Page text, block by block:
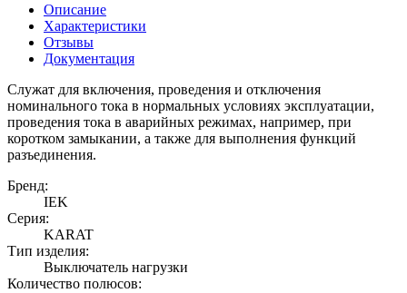
Описание
Характеристики
Отзывы
Документация
Служат для включения, проведения и отключения
номинального тока в нормальных условиях эксплуатации,
проведения тока в аварийных режимах, например, при
коротком замыкании, а также для выполнения функций
разъединения.
Бренд:
IEK
Серия:
KARAT
Тип изделия:
Выключатель нагрузки
Количество полюсов: